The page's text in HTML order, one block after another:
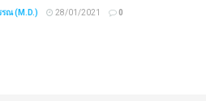
ณ (M.D.) 28/01/2021 0